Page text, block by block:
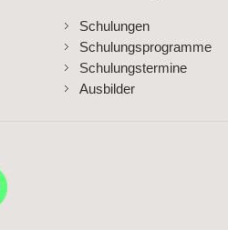
Schulungen
Schulungsprogramme
Schulungstermine
Ausbilder